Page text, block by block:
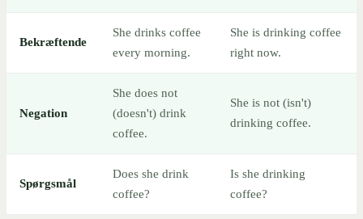
Bekræftende
She drinks coffee
every morning.
She is drinking coffee
right now.
Negation
She does not
(doesn't) drink
coffee.
She is not (isn't)
drinking coffee.
Spørgsmål
Does she drink
coffee?
Is she drinking
coffee?